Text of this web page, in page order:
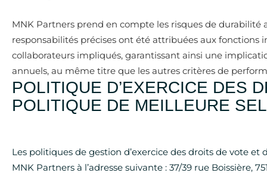
MNK Partners prend en compte les risques de
responsabilités précises ont été attribuées aux fonctions
collaborateurs impliqués, garantissant ainsi une
annuels, au même titre que les autres critères de
POLITIQUE D’EXERCICE DES
POLITIQUE DE MEILLEURE
Les politiques de gestion d’exercice des droits de vote
MNK Partners à l’adresse suivante : 37/39 rue Boissière,